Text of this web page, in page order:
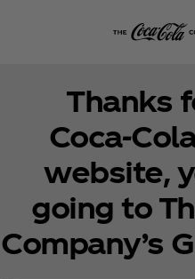
Thanks
website,
going to
Company’s